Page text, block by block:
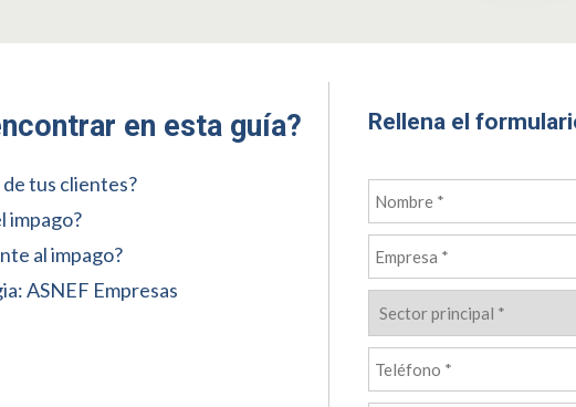
en esta guía?
de tus clientes?
impago?
al impago?
ASNEF Empresas
Rellena el